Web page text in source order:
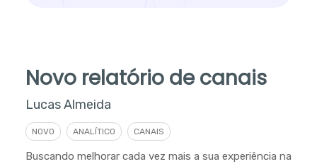
Novo relatório de canais
Lucas Almeida
NOVO ANALÍTICO CANAIS
Buscando melhorar cada vez mais a sua experiência na